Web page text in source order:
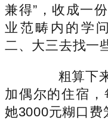
兼得”，收成一
业范畴内的学
二、大三去找一
粗算下来
加偶尔的住宿
她3000元糊口费